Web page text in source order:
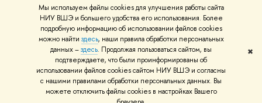
Мы используем файлы cookies для улучшения работы сайта
НИУ ВШЭ и большего удобства его использования. Более
подробную информацию об использовании файлов cookies
можно найти здесь, наши правила обработки персональных
данных –здесь. Продолжая пользоваться сайтом, вы
подтверждаете, что были проинформированы об
использовании файлов cookies сайтом НИУ ВШЭ и согласны
с нашими правилами обработки персональных данных. Вы
можете отключить файлы cookies в настройках Вашего
✖
© НИУ ВШЭ 1993–2026 Адреса и контакты Условия использования
материалов Политика конфиденциальности Карта сайта
Шрифты HSE Sans и HSE Slab разработаны вШколе дизайна НИУ ВШЭ